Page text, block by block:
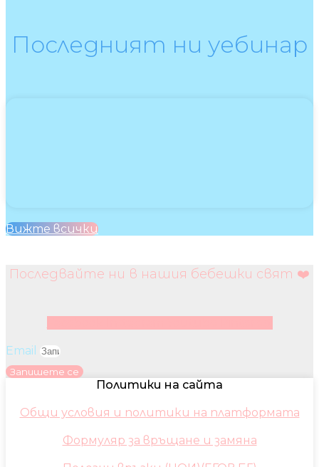
Последният ни уебинар
Вижте всички
Последвайте ни в нашия бебешки свят ❤️
Email
Запишете се
Политики на сайта
Общи условия и политики на платформата
Формуляр за връщане и замяна